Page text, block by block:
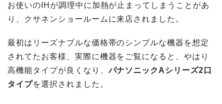
お使いのIHが調理中に加熱が止まってしまうことがあ
り、クサネンショールームに来店されました。
最初はリーズナブルな価格帯のシンプルな機器を想定
されてたお客様、実際に機器をご覧になると、やはり
高機能タイプが良くなり、パナソニックAシリーズ2口
タイプを選択されました。